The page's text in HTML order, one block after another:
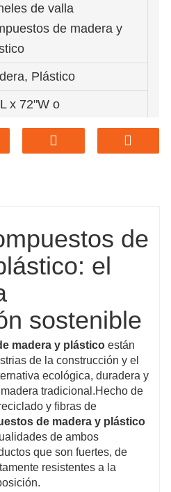
de valla
de madera y
Plástico
x 72"W o
madera roja, madera
de montar, respetuoso
el medio ambiente, a
de putrefacción,
al agua
césped, balcón,
garaje, piscina,
marítimo, etc.
ignífugo,
a la putrefacción,
resistente a
UV, a las insectos
de
el
sostenible
madera y plástico están
de la construcción y el
ecológica, duradera y
tradicional.Hecho de
y fibras de
de madera y plástico
de ambos
que son fuertes, de
resistentes a la